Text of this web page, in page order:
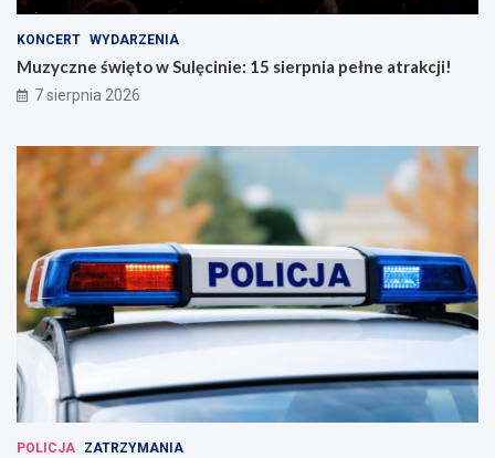
KONCERT WYDARZENIA
Muzyczne święto w Sulęcinie: 15 sierpnia pełne atrakcji!
7 sierpnia 2026
POLICJA ZATRZYMANIA